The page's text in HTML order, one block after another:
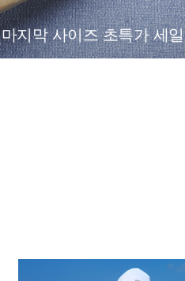
마지막 사이즈 초특가 세일